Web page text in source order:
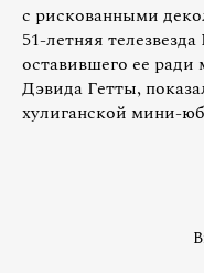
с рискованными
51-летняя
оставившего ее
Дэвида Гетты,
хулиганской мини-